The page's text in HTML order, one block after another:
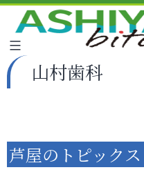
山村歯科
芦屋のトピックス